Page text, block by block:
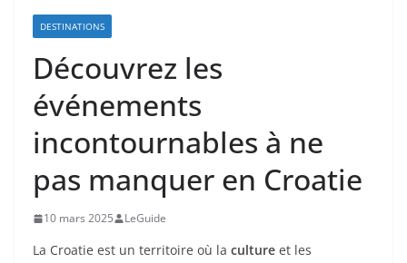
DESTINATIONS
Découvrez les
événements
incontournables à ne
pas manquer en Croatie
10 mars 2025 LeGuide
La Croatie est un territoire où la culture et les